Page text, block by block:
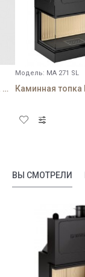
Каминная топка Piazzetta MA 267 SL
Модель: MA 271 SL
ВЫ СМОТРЕЛИ